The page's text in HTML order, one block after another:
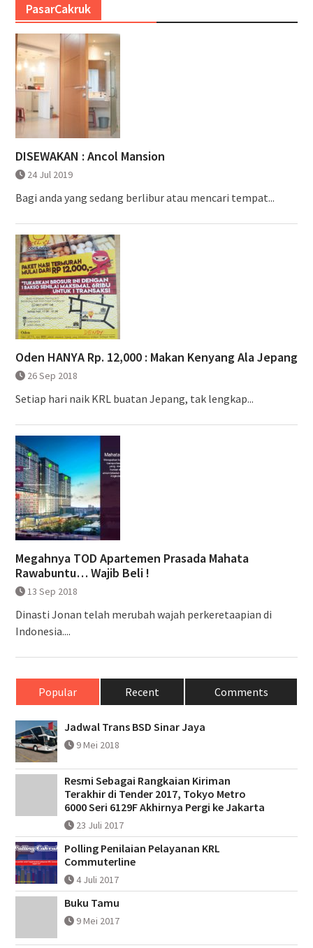
PasarCakruk
DISEWAKAN : Ancol Mansion
24 Jul 2019
Bagi anda yang sedang berlibur atau mencari tempat...
Oden HANYA Rp. 12,000 : Makan Kenyang Ala Jepang
26 Sep 2018
Setiap hari naik KRL buatan Jepang, tak lengkap...
Megahnya TOD Apartemen Prasada Mahata
Rawabuntu… Wajib Beli !
13 Sep 2018
Dinasti Jonan telah merubah wajah perkeretaapian di
Indonesia....
Popular Recent Comments
Jadwal Trans BSD Sinar Jaya
9 Mei 2018
Resmi Sebagai Rangkaian Kiriman
Terakhir di Tender 2017, Tokyo Metro
6000 Seri 6129F Akhirnya Pergi ke Jakarta
23 Juli 2017
Polling Penilaian Pelayanan KRL
Commuterline
4 Juli 2017
Buku Tamu
9 Mei 2017